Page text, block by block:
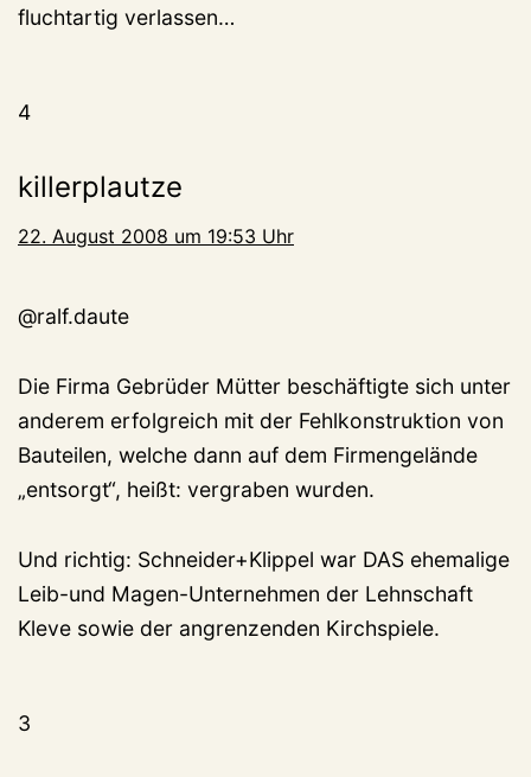
fluchtartig verlassen…
4
killerplautze
22. August 2008 um 19:53 Uhr
@ralf.daute
Die Firma Gebrüder Mütter beschäftigte sich unter
anderem erfolgreich mit der Fehlkonstruktion von
Bauteilen, welche dann auf dem Firmengelände
„entsorgt“, heißt: vergraben wurden.
Und richtig: Schneider+Klippel war DAS ehemalige
Leib-und Magen-Unternehmen der Lehnschaft
Kleve sowie der angrenzenden Kirchspiele.
3